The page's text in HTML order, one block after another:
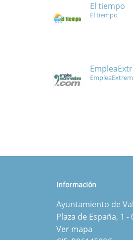
El tiempo
El tiempo
Información
Ayuntamiento de
Plaza de España, 1
Ver mapa